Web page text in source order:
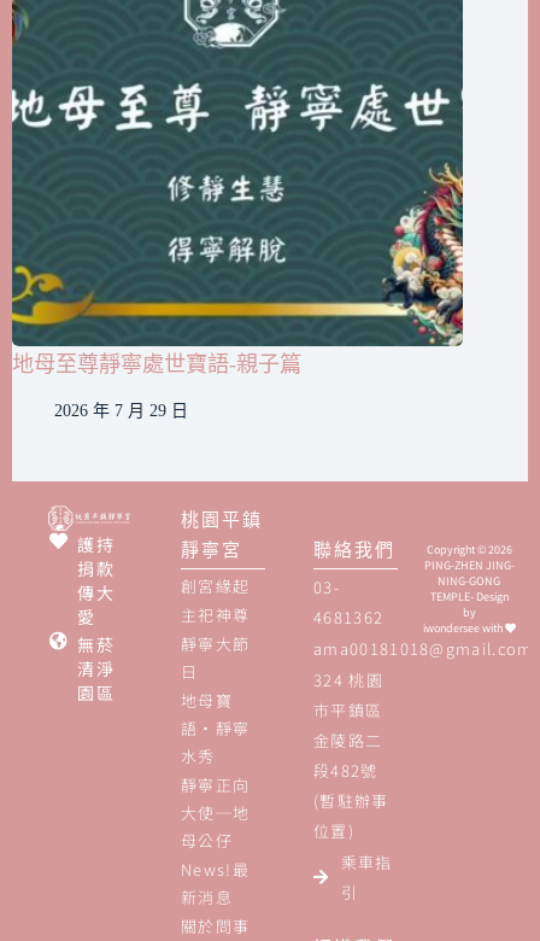
地母至尊靜寧處世寶語-親子篇
2026 年 7 月 29 日
護持
捐款
傳大
愛
無菸
清淨
園區
桃園平鎮
靜寧宮
創宮緣起
主祀神尊
靜寧大節
日
地母寶
語‧靜寧
水秀
靜寧正向
大使─地
母公仔
News!最
新消息
關於問事
聯絡我們
03-
4681362
ama00181018@gmail.com
324 桃園
市平鎮區
金陵路二
段482號
(暫駐辦事
位置)
乘車指
引
Copyright © 2026
PING-ZHEN JING-
NING-GONG
TEMPLE- Design
by
iwonderseewith